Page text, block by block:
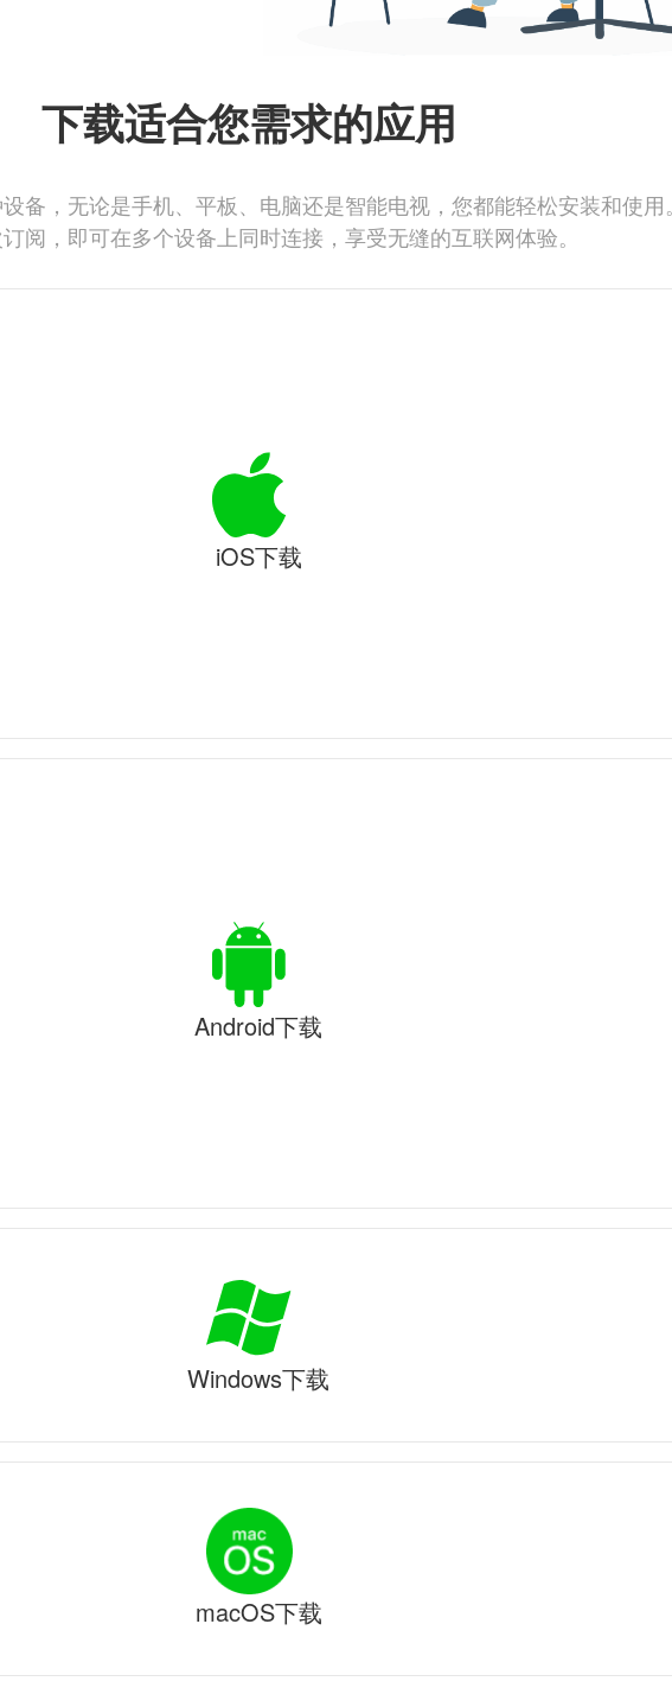
下载适合您需求的应用
备，无论是手机、平板、电脑还是智能电视，您都能轻松安装和使用。
阅，即可在多个设备上同时连接，享受无缝的互联网体验。
iOS下载
Android下载
Windows下载
macOS下载